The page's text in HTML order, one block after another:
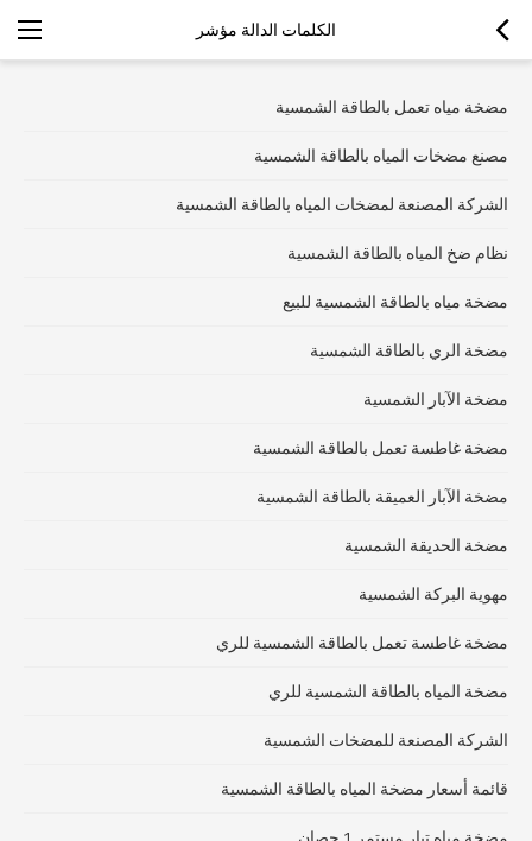
الكلمات الدالة مؤشر
مضخة مياه تعمل بالطاقة الشمسية
مصنع مضخات المياه بالطاقة الشمسية
الشركة المصنعة لمضخات المياه بالطاقة الشمسية
نظام ضخ المياه بالطاقة الشمسية
مضخة مياه بالطاقة الشمسية للبيع
مضخة الري بالطاقة الشمسية
مضخة الآبار الشمسية
مضخة غاطسة تعمل بالطاقة الشمسية
مضخة الآبار العميقة بالطاقة الشمسية
مضخة الحديقة الشمسية
مهوية البركة الشمسية
مضخة غاطسة تعمل بالطاقة الشمسية للري
مضخة المياه بالطاقة الشمسية للري
الشركة المصنعة للمضخات الشمسية
قائمة أسعار مضخة المياه بالطاقة الشمسية